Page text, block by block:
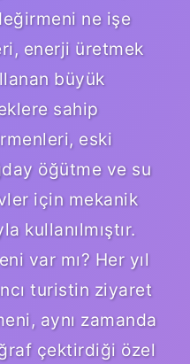
ne işe
enerji üretmek
büyük
sahip
eski
öğütme ve su
için mekanik
kullanılmıştır.
var mı? Her yıl
turistin ziyaret
aynı zamanda
çektirdiği özel